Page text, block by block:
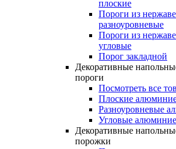
плоские
Пороги из
разноуровневые
Пороги из
угловые
Порог закладной
Декоративные
пороги
Посмотреть все
Плоские
Разноуровневые
Угловые
Декоративные
порожки